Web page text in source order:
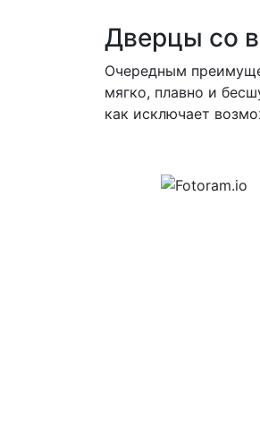
Дверцы со
Очередным
мягко, плавно и
как исключает